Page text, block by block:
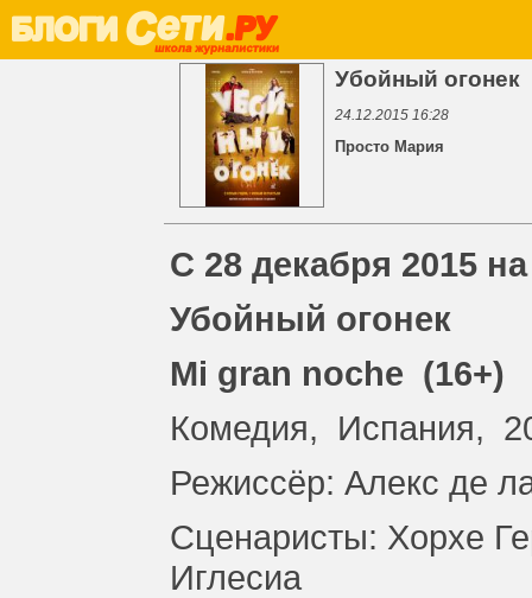
Убойный огонек
24.12.2015 16:28
Просто Мария
С 28 декабря 2015
Убойный огонек
Mi gran noche (16+)
Комедия, Испания,
Режиссёр: Алекс де
Сценаристы: Хорхе
Иглесиа